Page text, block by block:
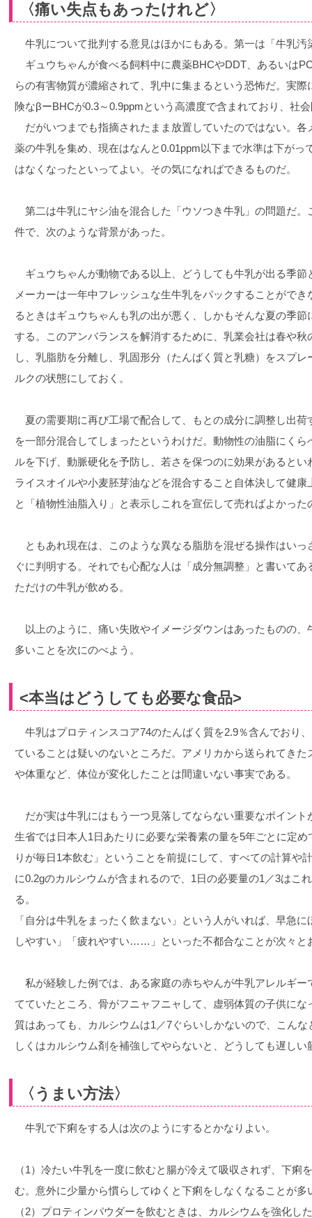
〈痛い失点もあったけれど〉
牛乳について批判する意見はほかにもある。第一は「牛乳汚
ギュウちゃんが食べる飼料中に農薬BHCやDDT、あるいは
らの有害物質が濃縮されて、乳中に集まるという恐怖だ。実
険なβーBHCが0.3～0.9ppmという高濃度で含まれており、社
だがいつまでも指摘されたまま放置していたのではない。各
薬の牛乳を集め、現在はなんと0.01ppm以下まで水準は下がっ
はなくなったといってよい。その気になればできるものだ。
第二は牛乳にヤシ油を混合した「ウソつき牛乳」の問題だ。
件で、次のような背景があった。
ギュウちゃんが動物である以上、どうしても牛乳が出る季節
メーカーは一年中フレッシュな生牛乳をパックすることがで
るときはギュウちゃんも乳の出が悪く、しかもそんな夏の季
する。このアンバランスを解消するために、乳業会社は春や
し、乳脂肪を分離し、乳固形分（たんばく質と乳糖）をスプ
ルクの状態にしておく。
夏の需要期に再び工場で配合して、もとの成分に調整し出荷
を一部分混合してしまったというわけだ。動物性の油脂にく
ルを下げ、動脈硬化を予防し、若さを保つのに効果があると
ライスオイルや小麦胚芽油などを混合すること自体決して健
と「植物性油脂入り」と表示しこれを宣伝して売ればよかった
ともあれ現在は、このような異なる脂肪を混ぜる操作はいっ
ぐに判明する。それでも心配な人は「成分無調整」と書いて
ただけの牛乳が飲める。
以上のように、痛い失敗やイメージダウンはあったものの、
多いことを次にのべよう。
<本当はどうしても必要な食品>
牛乳はプロティンスコア74のたんばく質を2.9％含んでおり
ていることは疑いのないところだ。アメリカから送られてき
や体重など、体位が変化したことは間違いない事実である。
だが実は牛乳にはもう一つ見落してならない重要なポイント
生省では日本人1日あたりに必要な栄養素の量を5年ごとに定
りが毎日1本飲む」ということを前提にして、すべての計算や
に0.2gのカルシウムが含まれるので、1日の必要量の1／3はこ
る。
「自分は牛乳をまったく飲まない」という人がいれば、早急
しやすい」「疲れやすい……」といった不都合なことが次々と
私が経験した例では、ある家庭の赤ちやんが牛乳アレルギー
てていたところ、骨がフニャフニャして、虚弱体質の子供に
質はあっても、カルシウムは1／7ぐらいしかないので、こん
しくはカルシウム剤を補強してやらないと、どうしても遅し
〈うまい方法〉
牛乳で下痢をする人は次のようにするとかなりよい。
（1）冷たい牛乳を一度に飲むと腸が冷えて吸収されず、下痢
む。意外に少量から慣らしてゆくと下痢をしなくなることが多
（2）プロティンパウダーを飲むときは、カルシウムを強化し